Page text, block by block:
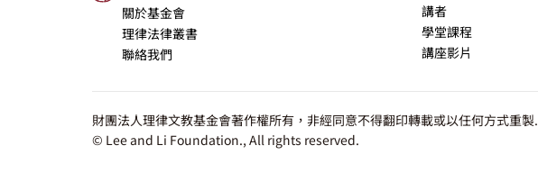
關於基金會
理律法律叢書
聯絡我們
講者
學堂課程
講座影片
財團法人理律文教基金會著作權所有，非經同意不得翻印轉載或以任何方式重製.
© Lee and Li Foundation., All rights reserved.